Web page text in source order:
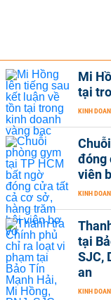
Mi
tại
KINH
đóng
viên
KINH
tại
SJC,
an
KINH